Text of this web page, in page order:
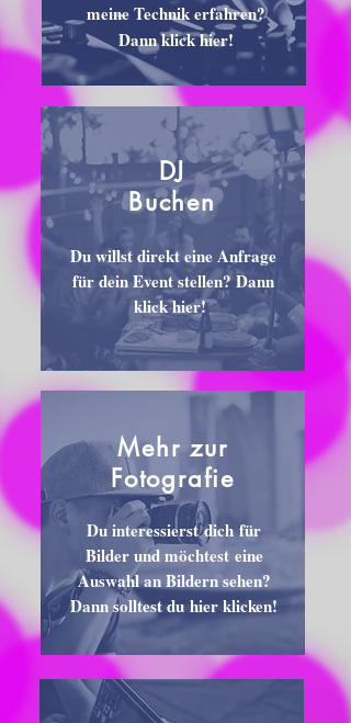
meine Technik erfahren?
Dann klick hier!
Du willst direkt eine Anfrage
für dein Event stellen? Dann
klick hier!
DJ
Buchen
Du interessierst dich für
Bilder und möchtest eine
Auswahl an Bildern sehen?
Dann solltest du hier klicken!
Mehr zur
Fotografie